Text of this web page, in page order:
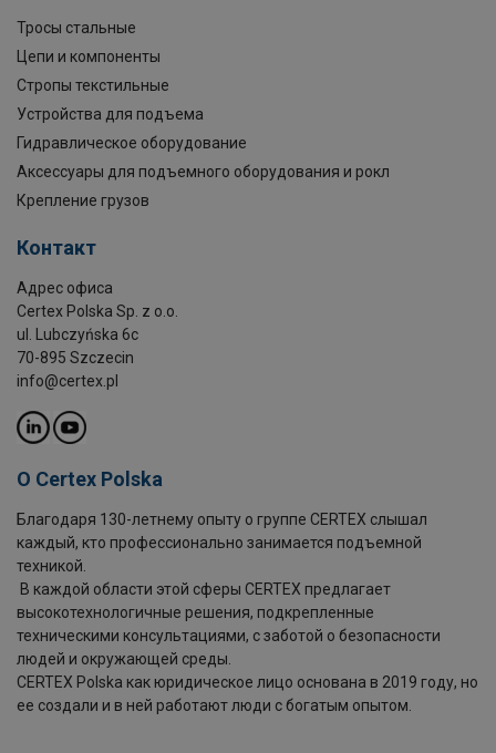
Тросы стальные
Цепи и компоненты
Стропы текстильные
Устройства для подъема
Гидравлическое оборудование
Аксессуары для подъемного оборудования и рокл
Крепление грузов
Контакт
Адрес офиса
Certex Polska Sp. z o.o.
ul. Lubczyńska 6c
70-895 Szczecin
info@certex.pl
O Certex Polska
Благодаря 130-летнему опыту о группе CERTEX слышал
каждый, кто профессионально занимается подъемной
техникой.
В каждой области этой сферы CERTEX предлагает
высокотехнологичные решения, подкрепленные
техническими консультациями, с заботой о безопасности
людей и окружающей среды.
CERTEX Polska как юридическое лицо основана в 2019 году, но
ее создали и в ней работают люди с богатым опытом.